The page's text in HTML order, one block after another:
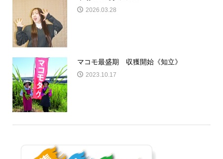
2026.03.28
マコモ最盛期 収獲開始《知立》
2023.10.17